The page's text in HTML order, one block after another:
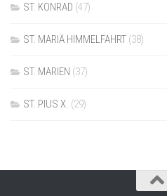
ST. KONRAD (47)
ST. MARIÄ HIMMELFAHRT (38)
ST. MARIEN (37)
ST. PIUS X. (29)